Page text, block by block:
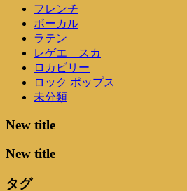
フレンチ
ボーカル
ラテン
レゲエ スカ
ロカビリー
ロック ポップス
未分類
New title
New title
タグ